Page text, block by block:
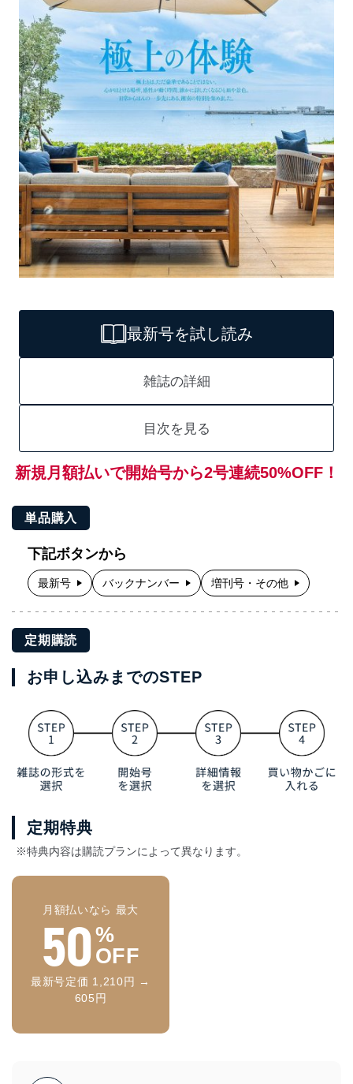
最新号を試し読み
雑誌の詳細
目次を見る
新規月額払いで開始号から2号連続50%OFF！
単品購入
下記ボタンから
最新号 バックナンバー 増刊号・その他
定期購読
お申し込みまでのSTEP
定期特典
※特典内容は購読プランによって異なります。
月額払いなら 最大
50%
OFF
最新号定価 1,210円 →
605円